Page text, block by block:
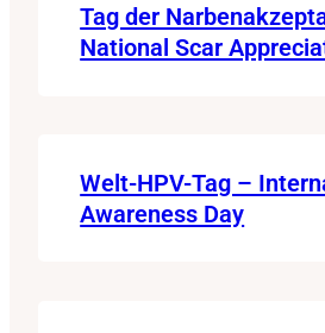
Tag der
National Scar
Welt-HPV-Tag –
Awareness Day